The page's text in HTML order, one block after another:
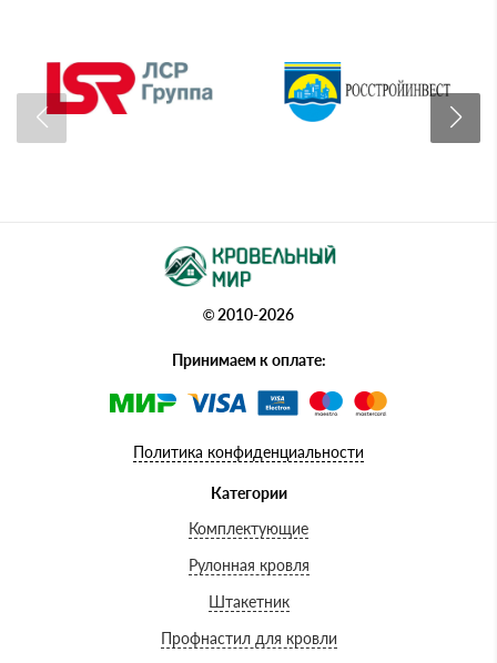
© 2010-2026
Принимаем к оплате:
Политика конфиденциальности
Категории
Комплектующие
Рулонная кровля
Штакетник
Профнастил для кровли